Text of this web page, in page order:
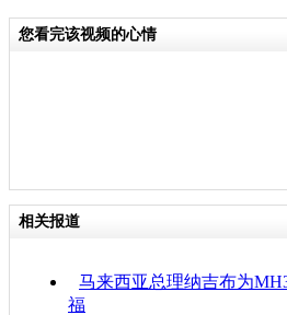
您看完该视频的心情
相关报道
马来西亚总理纳吉布为
福